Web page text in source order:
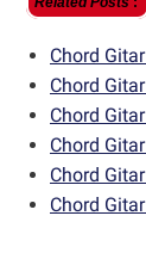
Chord
Chord
Chord
Chord
Chord
Chord